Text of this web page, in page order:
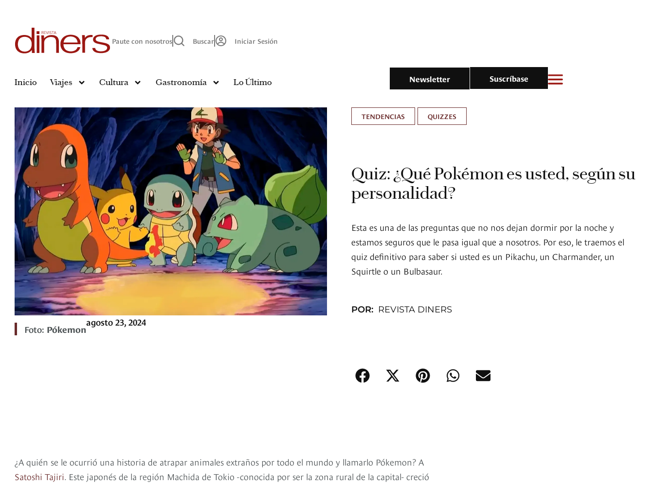
Paute con nosotros Buscar Iniciar Sesión
Inicio Viajes Cultura Gastronomía Lo Último Newsletter Suscríbase
Foto: Pókemon
agosto 23, 2024
TENDENCIAS QUIZZES
Quiz: ¿Qué Pokémon es usted, según su
personalidad?
Esta es una de las preguntas que no nos dejan dormir por la noche y
estamos seguros que le pasa igual que a nosotros. Por eso, le traemos el
quiz definitivo para saber si usted es un Pikachu, un Charmander, un
Squirtle o un Bulbasaur.
POR: REVISTA DINERS
¿A quién se le ocurrió una historia de atrapar animales extraños por todo el mundo y llamarlo Pókemon? A
Satoshi Tajiri. Este japonés de la región Machida de Tokio -conocida por ser la zona rural de la capital- creció